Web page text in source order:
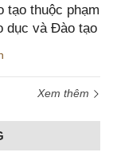
tạo thuộc phạm
dục và Đào tạo
Xem thêm